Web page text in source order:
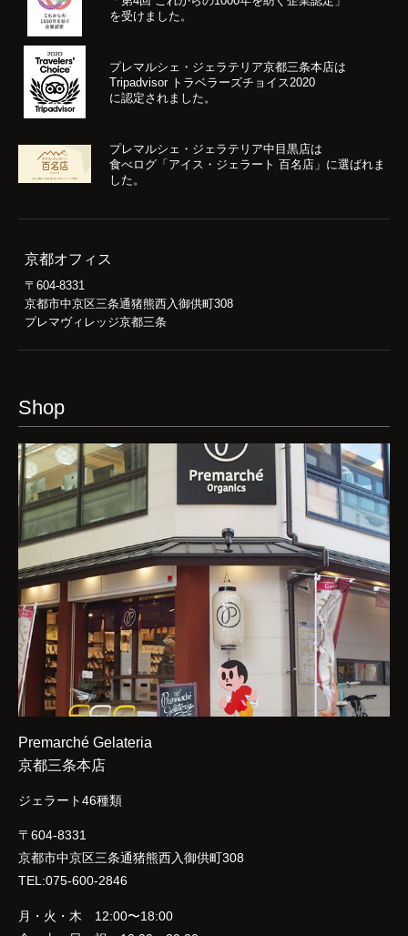
を受けました。
プレマルシェ・ジェラテリア京都三条本店は
Tripadvisor トラベラーズチョイス2020
に認定されました。
プレマルシェ・ジェラテリア中目黒店は
食べログ「アイス・ジェラート 百名店」に選ばれま
した。
京都オフィス
〒604-8331
京都市中京区三条通猪熊西入御供町308
プレマヴィレッジ京都三条
Shop
Premarché Gelateria
京都三条本店
ジェラート46種類
〒604-8331
京都市中京区三条通猪熊西入御供町308
TEL:075-600-2846
月・火・木 12:00〜18:00